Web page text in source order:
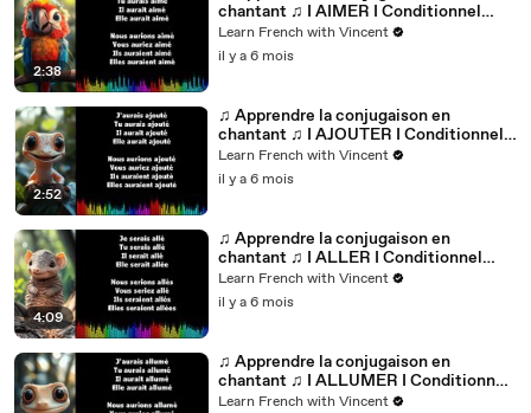
2:38
chantant ♫ I AIMER I Conditionnel
Passé_
Learn French with Vincent
il y a 6 mois
2:52
♫ Apprendre la conjugaison en
chantant ♫ I AJOUTER I Conditionnel
Passé_
Learn French with Vincent
il y a 6 mois
4:09
♫ Apprendre la conjugaison en
chantant ♫ I ALLER I Conditionnel
Passé_
Learn French with Vincent
il y a 6 mois
♫ Apprendre la conjugaison en
chantant ♫ I ALLUMER I Conditionnel
Passé_
Learn French with Vincent